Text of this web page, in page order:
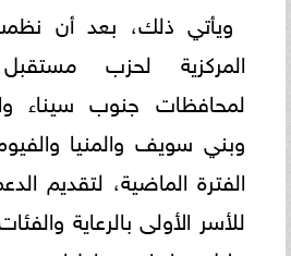
ويأتي ذلك، بعد أن
المركزية لحزب
لمحافظات جنوب سيناء
وبني سويف والمنيا
الفترة الماضية، لتقديم
للأسر الأولى بالرعاية